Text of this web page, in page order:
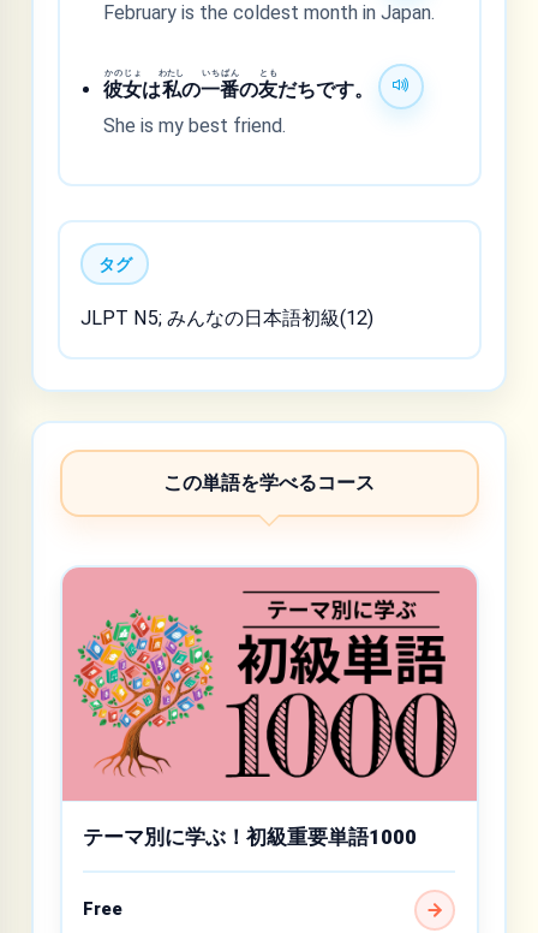
February is the coldest month in Japan.
彼
かの
女
じょ
は私
わたし
の一
いち
番
ばん
の友
とも
だちです。
She is my best friend.
タグ
JLPT N5; みんなの日本語初級(12)
この単語を学べるコース
テーマ別に学ぶ！初級重要単語1000
Free